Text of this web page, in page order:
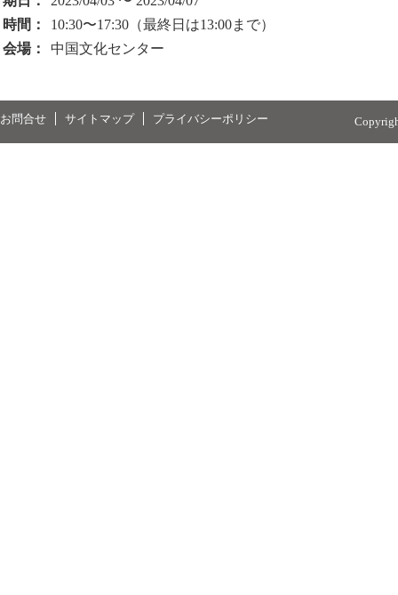
時間：
10:30〜17:30（最終日は13:00まで）
会場：
中国文化センター
お問合せ サイトマップ プライバシーポリシー